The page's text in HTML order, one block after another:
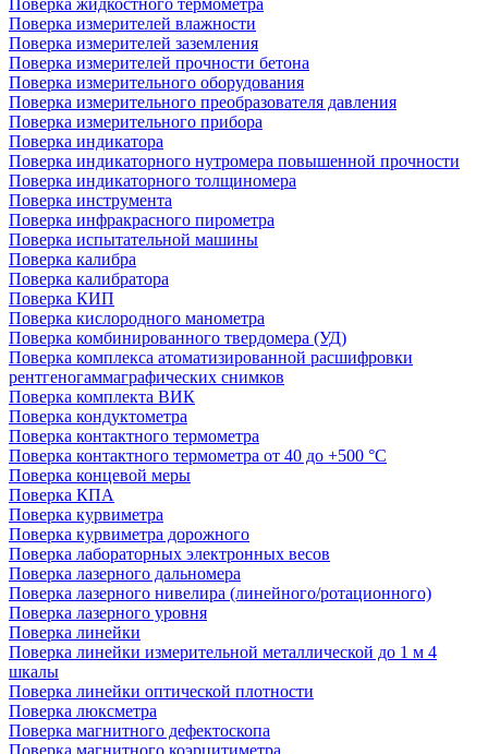
Поверка жидкостного термометра
Поверка измерителей влажности
Поверка измерителей заземления
Поверка измерителей прочности бетона
Поверка измерительного оборудования
Поверка измерительного преобразователя давления
Поверка измерительного прибора
Поверка индикатора
Поверка индикаторного нутромера повышенной прочности
Поверка индикаторного толщиномера
Поверка инструмента
Поверка инфракрасного пирометра
Поверка испытательной машины
Поверка калибра
Поверка калибратора
Поверка КИП
Поверка кислородного манометра
Поверка комбинированного твердомера (УД)
Поверка комплекса атоматизированной расшифровки
рентгеногаммаграфических снимков
Поверка комплекта ВИК
Поверка кондуктометра
Поверка контактного термометра
Поверка контактного термометра от 40 до +500 °С
Поверка концевой меры
Поверка КПА
Поверка курвиметра
Поверка курвиметра дорожного
Поверка лабораторных электронных весов
Поверка лазерного дальномера
Поверка лазерного нивелира (линейного/ротационного)
Поверка лазерного уровня
Поверка линейки
Поверка линейки измерительной металлической до 1 м 4
шкалы
Поверка линейки оптической плотности
Поверка люксметра
Поверка магнитного дефектоскопа
Поверка магнитного коэрцитиметра